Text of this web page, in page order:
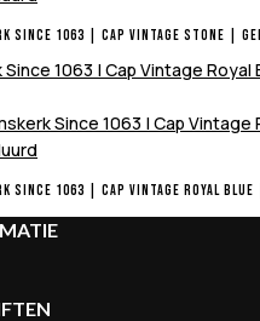
SINCE 1063 | CAP VINTAGE STONE |
SINCE 1063 | CAP VINTAGE ROYAL BLUE